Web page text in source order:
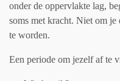
onder de oppervlakte lag,
soms met kracht. Niet om je
te worden.
Een periode om jezelf af te